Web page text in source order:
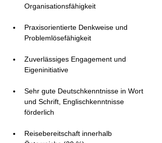
Organisationsfähigkeit
Praxisorientierte Denkweise und
Problemlösefähigkeit
Zuverlässiges Engagement und
Eigeninitiative
Sehr gute Deutschkenntnisse in Wort
und Schrift, Englischkenntnisse
förderlich
Reisebereitschaft innerhalb